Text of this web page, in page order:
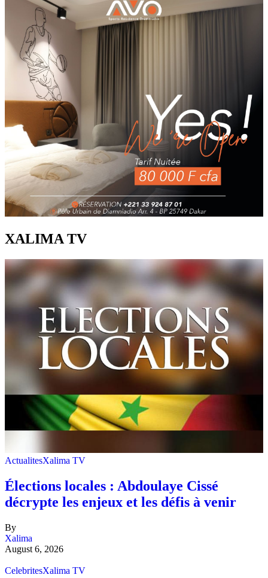
XALIMA TV
ActualitesXalima TV
Élections locales : Abdoulaye Cissé
décrypte les enjeux et les défis à venir
By
Xalima
August 6, 2026
CelebritesXalima TV